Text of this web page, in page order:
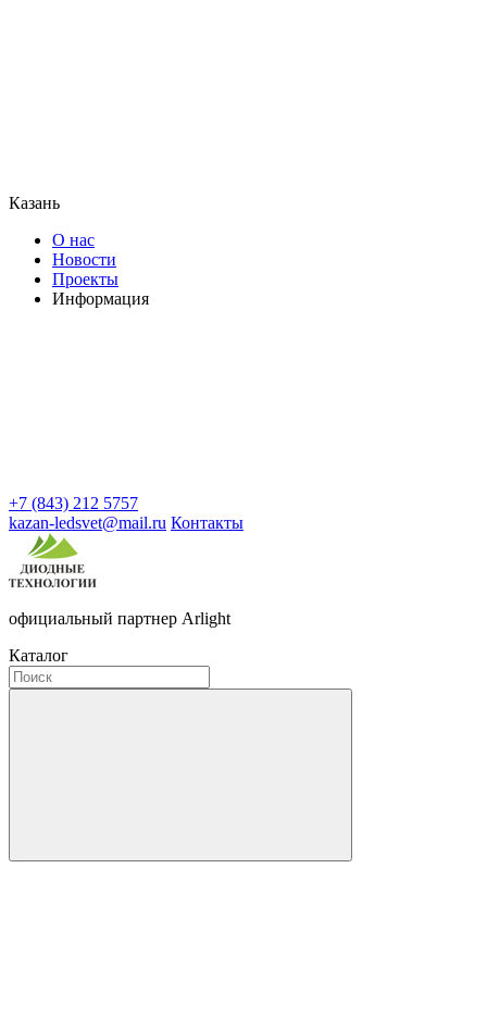
Казань
О нас
Новости
Проекты
Информация
+7 (843) 212 5757
kazan-ledsvet@mail.ru Контакты
официальный партнер Arlight
Каталог